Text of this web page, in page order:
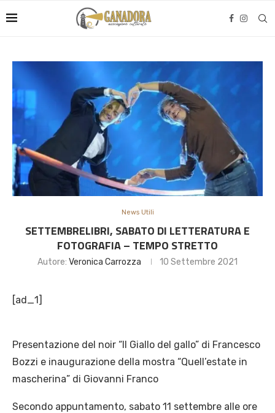
News Utili
SETTEMBRELIBRI, SABATO DI LETTERATURA E
FOTOGRAFIA – TEMPO STRETTO
Autore: Veronica Carrozza 10 Settembre 2021
[ad_1]
Presentazione del noir “Il Giallo del gallo” di Francesco
Bozzi e inaugurazione della mostra “Quell’estate in
mascherina” di Giovanni Franco
Secondo appuntamento, sabato 11 settembre alle ore